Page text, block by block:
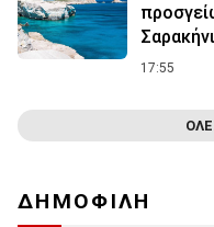
17:55
ΔΗΜΟΦΙΛΗ